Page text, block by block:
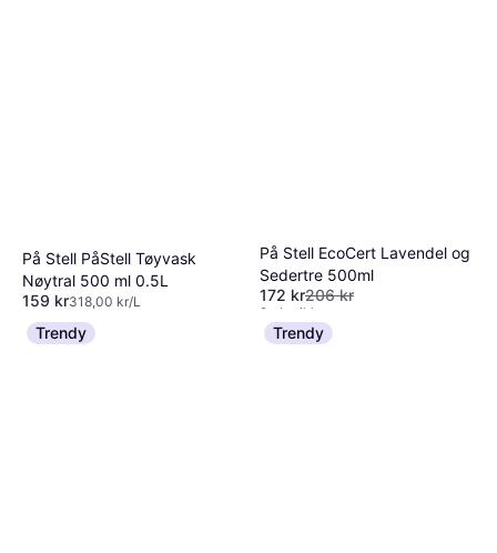
På Stell PåStell Tøyvask
Nøytral 500 ml 0.5L
159 kr318,00 kr/L
Eller 3 betalinger av 55 kr
9+ butikker
På Stell EcoCert Lavendel og
Sedertre 500ml
172 kr206 kr
9+ butikker
Trendy Trendy